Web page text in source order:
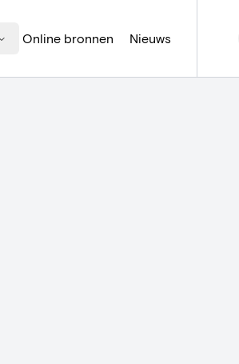
Online bronnen Nieuws